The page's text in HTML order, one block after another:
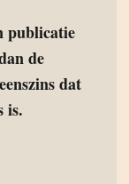
publicatie
de
dat
is.